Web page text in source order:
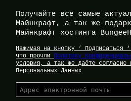
Получайте все самые
Майнкрафт, а так же
Майнкрафт хостинга
Нажимая на кнопку ‘ Подписаться
что прочли Политику
условия, а так же даёте согласие
Персональных Данных